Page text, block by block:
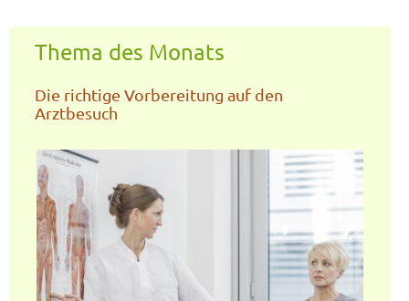
Thema des Monats
Die richtige Vorbereitung auf den
Arztbesuch